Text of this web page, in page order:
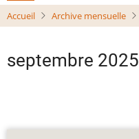
Accueil Archive mensuelle
septembre 2025